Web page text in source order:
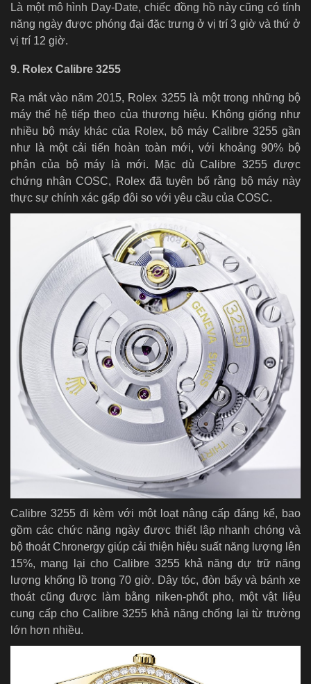
Là một mô hình Day-Date, chiếc đồng hồ này cũng có tính
năng ngày được phóng đại đặc trưng ở vị trí 3 giờ và thứ ở
vị trí 12 giờ.
9. Rolex Calibre 3255
Ra mắt vào năm 2015, Rolex 3255 là một trong những bộ
máy thế hệ tiếp theo của thương hiệu. Không giống như
nhiều bộ máy khác của Rolex, bộ máy Calibre 3255 gần
như là một cải tiến hoàn toàn mới, với khoảng 90% bộ
phận của bộ máy là mới. Mặc dù Calibre 3255 được
chứng nhận COSC, Rolex đã tuyên bố rằng bộ máy này
thực sự chính xác gấp đôi so với yêu cầu của COSC.
Calibre 3255 đi kèm với một loạt nâng cấp đáng kể, bao
gồm các chức năng ngày được thiết lập nhanh chóng và
bộ thoát Chronergy giúp cải thiện hiệu suất năng lượng lên
15%, mang lại cho Calibre 3255 khả năng dự trữ năng
lượng khổng lồ trong 70 giờ. Dây tóc, đòn bẩy và bánh xe
thoát cũng được làm bằng niken-phốt pho, một vật liệu
cung cấp cho Calibre 3255 khả năng chống lại từ trường
lớn hơn nhiều.